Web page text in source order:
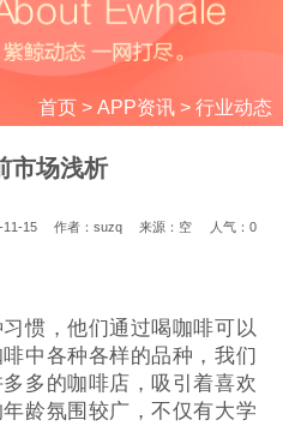
首页> APP资讯> 行业动态
市场浅析
11-15 作者：suzq 来源：空 人气： 0
惯，他们通过喝咖啡可以
中各种各样的品种，我们
多的咖啡店，吸引着喜欢
龄氛围较广，不仅有大学